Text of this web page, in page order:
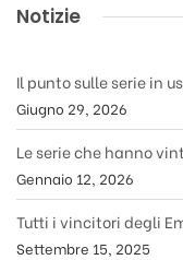
Notizie
Il punto sulle serie in
Giugno 29, 2026
Le serie che hanno
Gennaio 12, 2026
Tutti i vincitori degli
Settembre 15, 2025